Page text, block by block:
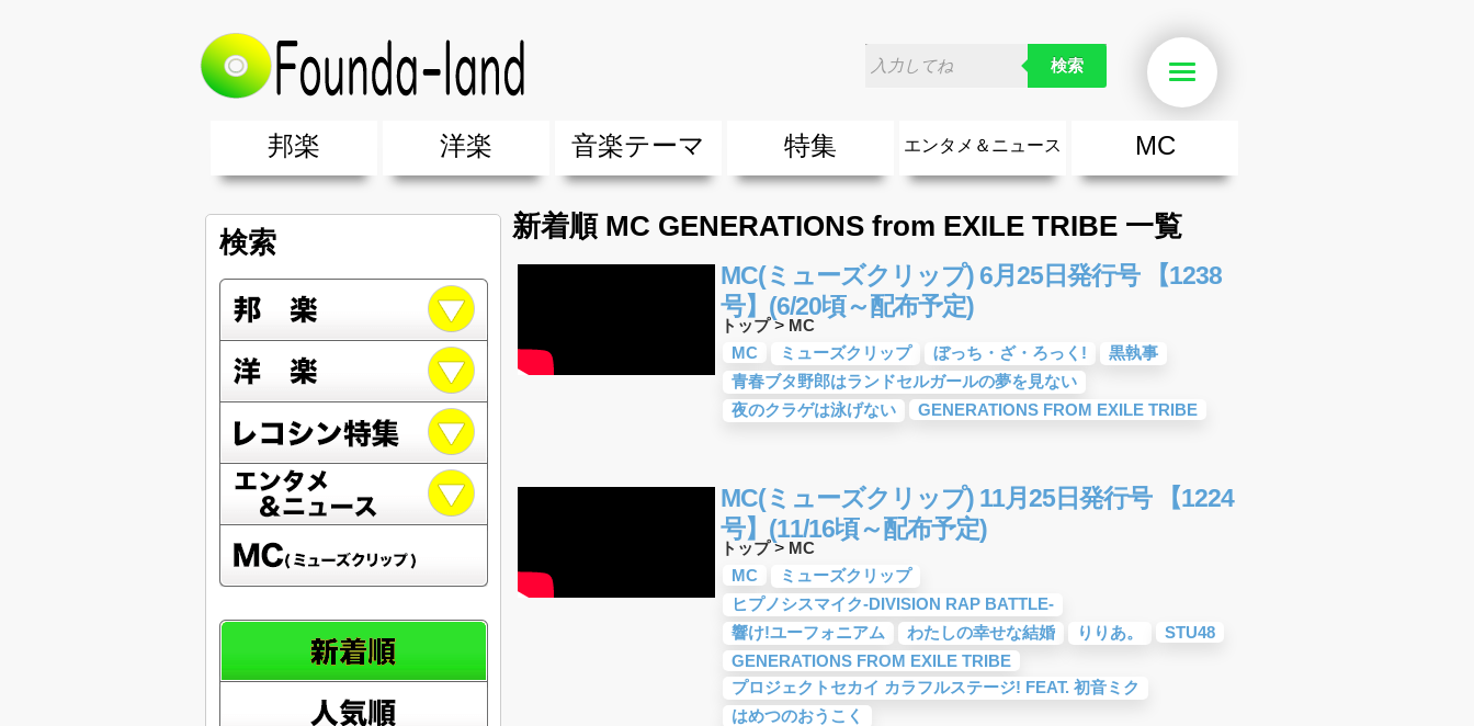
検索
邦楽
邦楽ポップス(J-POP)
邦楽ロック(J-ROCK)
K-POP
アニソン/ボカロ
アイドル
ヴィジュアル系(V系)
邦楽男性アーティスト
邦楽女性アーティスト
男女グループ・デュエット・その他
2019年・2018年・2017年「邦楽」の人気＆おすすめ
洋楽
EDM(エレクトロニック・ダンス・ミュージック)
クラブミュージック
ダンスミュージック
洋楽男性アーティスト
洋楽女性アーティスト
男女グループ・デュエット・その他
【洋楽】夏歌(サマーソング)
2019年・2018年・2017年「洋楽」の人気＆おすすめ
音楽テーマ
最新のヒット曲&流行・話題の歌
人気曲&おすすめ
音楽ランキング
ラブソング(恋愛ソング)
応援ソング
バラード・歌詞が泣ける歌
友達&友情ソング・青春ソング
スポーツ・部活応援ソング
卒業ソング&入学ソング
10、20代に人気・話題・流行・おすすめな邦楽＆洋楽
SNS・音楽アプリで10・20代に人気&おすすめな曲
勉強・試験・受験応援ソング 知識に役立つ歌
春うた&桜ソング
夏歌(サマーソング)
ハロウィンソング&秋の歌
冬歌&クリスマスソング
元気が出る歌・やる気が出る曲・明るい曲・楽しい歌・勇気が出る歌
テンションが上がる歌&盛り上がる曲
大切な人に贈る歌&ありがとうソング(感謝の歌)
お別れの曲・旅立ちの歌
パーティーソング
ドライブ音楽BGM
カラオケ
誕生日ソング&お祝いの歌
ウェディングソング・結婚式の曲
メロディ・曲の雰囲気別
音楽BGM&メドレー
学校(行事・合唱)曲
発売年代別・年齢別 人気音楽
自然音BGM・癒しの音楽(リラックス・ヒーリング)
"総"アーティスト
特集
エンタメ
エンタメ＆ニュース
音楽ニュース
エンタメニュース
MC
検索 新着順 MC GENERATIONS from EXILE TRIBE 一覧
MC(ミューズクリップ) 6月25日発行号 【1238
号】(6/20頃～配布予定)
トップ> MC
MC
ミューズクリップ ぼっち・ざ・ろっく!
黒執事
青春ブタ野郎はランドセルガールの夢を見ない
夜のクラゲは泳げない
GENERATIONS FROM EXILE TRIBE
MC(ミューズクリップ) 11月25日発行号 【1224
号】(11/16頃～配布予定)
トップ> MC
MC
ミューズクリップ
ヒプノシスマイク-DIVISION RAP BATTLE-
響け!ユーフォニアム
わたしの幸せな結婚 りりあ。
STU48
GENERATIONS FROM EXILE TRIBE
プロジェクトセカイ カラフルステージ! FEAT. 初音ミク
はめつのおうこく